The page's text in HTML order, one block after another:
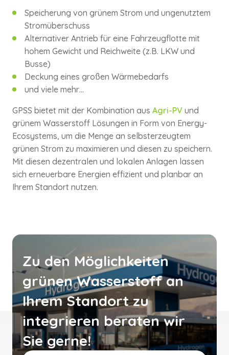
Speicherung von grünem Strom und ungenutztem
Stromüberschuss
Alternativer Antrieb für eine Fahrzeugflotte mit
hohem Gewicht und Reichweite (z.B. LKW und
Busse)
Deckung eines großen Wärmebedarfs
und viele mehr…
GPSS bietet mit der Kombination aus Agri-PV und
grünem Wasserstoff Lösungen in Form von Energy-
Ecosystems, um die Menge an selbsterzeugtem
grünen Strom zu maximieren und diesen zu speichern.
Mit diesen dezentralen und lokalen Anlagen lassen
sich erneuerbare Energien effizient und planbar an
Ihrem Standort nutzen.
Grüner Wasserstoff
Mobilität
Grüner Strom
Zu den Möglichkeiten
grünen Wasserstoff an
Ihrem Standort zu
integrieren beraten wir
Sie gerne!